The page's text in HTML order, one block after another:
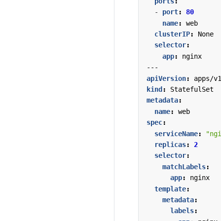
- port:
80
name:
web
clusterIP:
None
selector:
app:
nginx
---
apiVersion:
apps/v1
kind :
StatefulSet
metadata:
name:
web
spec:
serviceName:
replicas:
2
selector:
matchLabels:
app:
nginx
template:
metadata:
labels: